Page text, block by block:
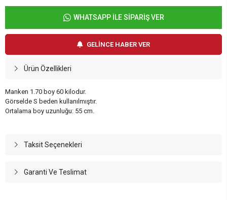
WHATSAPP İLE SİPARİŞ VER
GELİNCE HABER VER
Ürün Özellikleri
Manken 1.70 boy 60 kilodur.
Görselde S beden kullanılmıştır.
Ortalama boy uzunluğu: 55 cm.
Taksit Seçenekleri
Garanti Ve Teslimat